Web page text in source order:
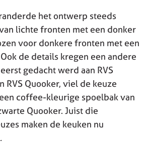
het ontwerp steeds
lichte fronten met een donker
voor donkere fronten met een
de details kregen een andere
gedacht werd aan RVS
RVS Quooker, viel de keuze
coffee-kleurige spoelbak van
Quooker. Juist die
maken de keuken nu